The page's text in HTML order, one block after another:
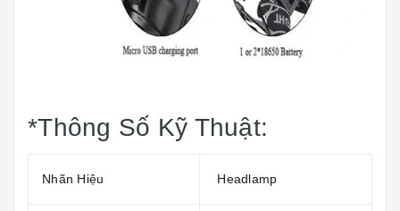
*Thông Số Kỹ Thuật:
Nhãn Hiệu Headlamp